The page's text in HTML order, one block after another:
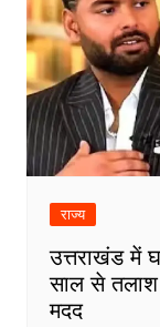
राज्य
उत्तराखंड में
साल से तलाश
मदद